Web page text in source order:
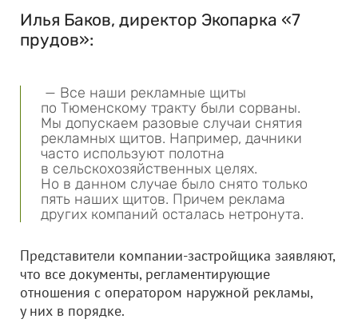
Илья Баков, директор Экопарка «7
прудов»:
— Все наши рекламные щиты
по Тюменскому тракту были сорваны.
Мы допускаем разовые случаи снятия
рекламных щитов. Например, дачники
часто используют полотна
в сельскохозяйственных целях.
Но в данном случае было снято только
пять наших щитов. Причем реклама
других компаний осталась нетронута.
Представители компании-застройщика заявляют,
что все документы, регламентирующие
отношения с оператором наружной рекламы,
у них в порядке.